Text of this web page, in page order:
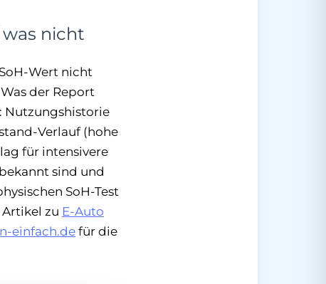
nicht
Wert nicht
der Report
Nutzungshistorie
Verlauf (hohe
für intensivere
sind und
SoH-Test
zu E-Auto
einfach.defür die